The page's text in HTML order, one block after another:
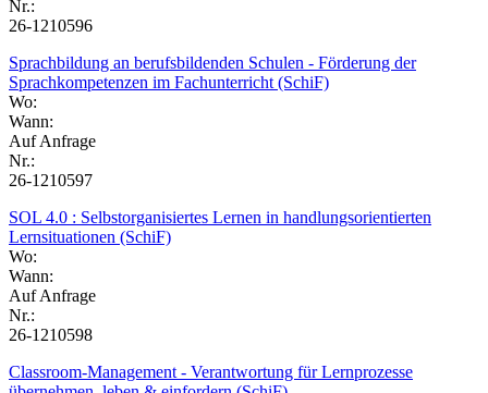
Nr.:
26-1210596
Sprachbildung an berufsbildenden Schulen - Förderung der
Sprachkompetenzen im Fachunterricht (SchiF)
Wo:
Wann:
Auf Anfrage
Nr.:
26-1210597
SOL 4.0 : Selbstorganisiertes Lernen in handlungsorientierten
Lernsituationen (SchiF)
Wo:
Wann:
Auf Anfrage
Nr.:
26-1210598
Classroom-Management - Verantwortung für Lernprozesse